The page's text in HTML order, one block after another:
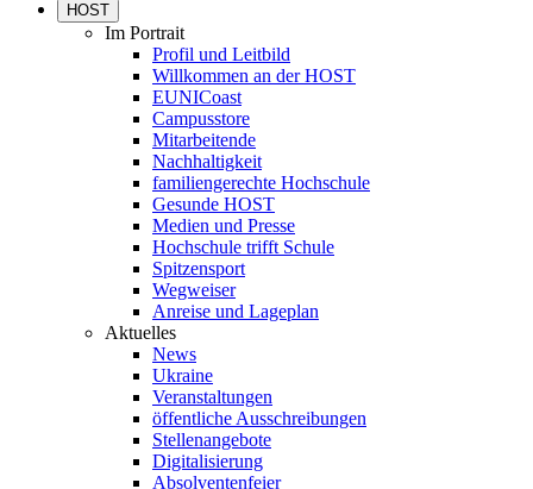
HOST
Im Portrait
Profil und Leitbild
Willkommen an der HOST
EUNICoast
Campusstore
Mitarbeitende
Nachhaltigkeit
familiengerechte Hochschule
Gesunde HOST
Medien und Presse
Hochschule trifft Schule
Spitzensport
Wegweiser
Anreise und Lageplan
Aktuelles
News
Ukraine
Veranstaltungen
öffentliche Ausschreibungen
Stellenangebote
Digitalisierung
Absolventenfeier